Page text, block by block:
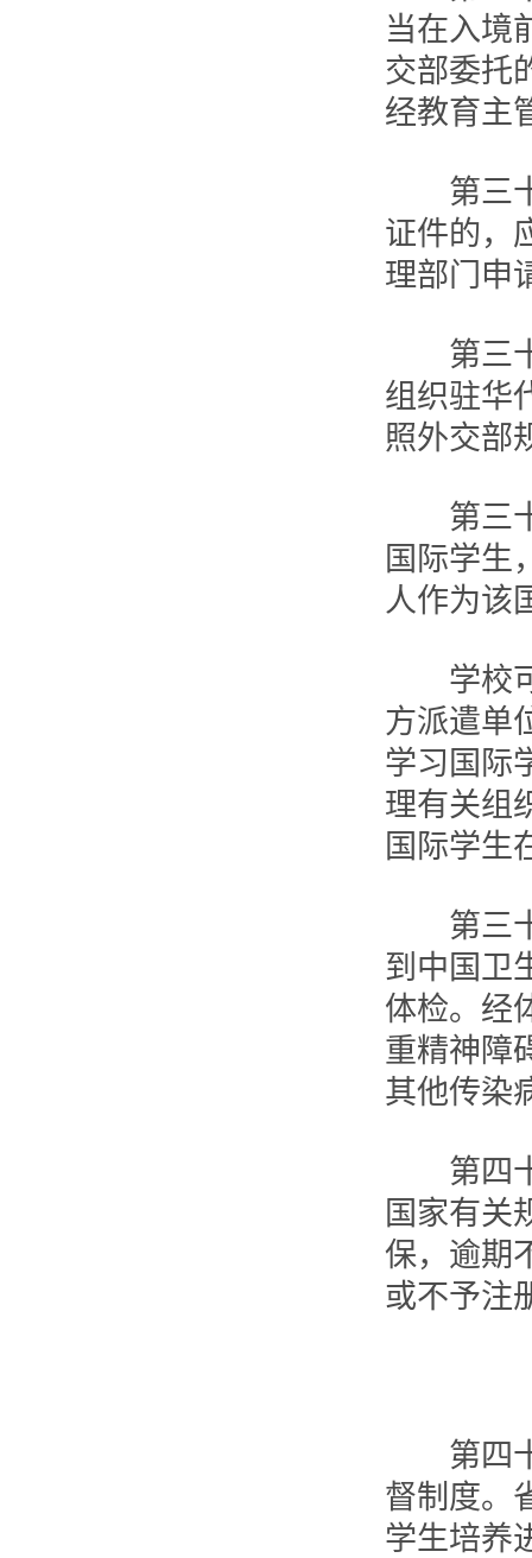
当在入境
交部委托
经教育主
第三十
证件的，
理部门申
第三十
组织驻华
照外交部
第三十
国际学生
人作为该
学校可
方派遣单
学习国际
理有关组
国际学生
第三十
到中国卫
体检。经
重精神障
其他传染
第四十
国家有关
保，逾期
或不予注
第四十
督制度。
学生培养